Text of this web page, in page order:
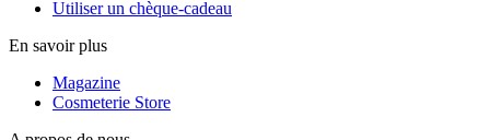
Utiliser un chèque-cadeau
En savoir plus
Magazine
Cosmeterie Store